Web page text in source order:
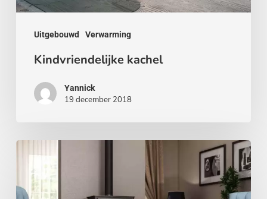
Uitgebouwd Verwarming
Kindvriendelijke kachel
Yannick
19 december 2018
instaleren